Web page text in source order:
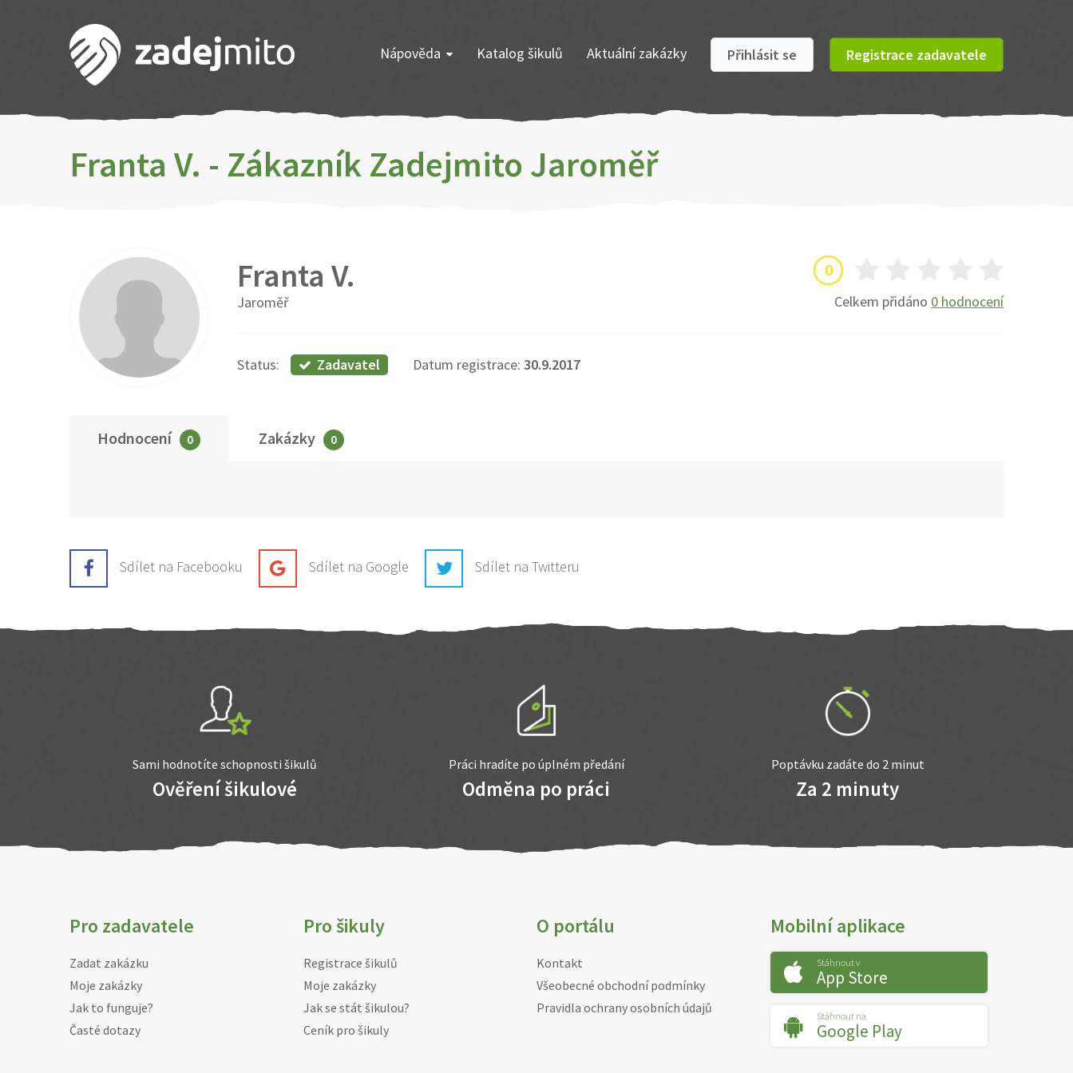
Nápověda Katalog šikulů Aktuální zakázky Přihlásit se Registrace zadavatele
Franta V. - Zákazník Zadejmito Jaroměř
0
Celkem přidáno 0 hodnocení
Franta V.
Jaroměř
Status: Zadavatel Datum registrace: 30.9.2017
Hodnocení 0 Zakázky 0
Sdílet na Facebooku Sdílet na Google Sdílet na Twitteru
Sami hodnotíte schopnosti šikulů
Ověření šikulové
Práci hradíte po úplném předání
Odměna po práci
Poptávku zadáte do 2 minut
Za 2 minuty
Pro zadavatele
Zadat zakázku
Moje zakázky
Jak to funguje?
Časté dotazy
Pro šikuly
Registrace šikulů
Moje zakázky
Jak se stát šikulou?
Ceník pro šikuly
O portálu
Kontakt
Všeobecné obchodní podmínky
Pravidla ochrany osobních údajů
Mobilní aplikace
Stáhnout v
App Store
Stáhnout na
Google Play